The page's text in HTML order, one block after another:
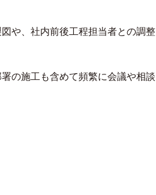
や、社内前後工程担当者との調整
の施工も含めて頻繁に会議や相談